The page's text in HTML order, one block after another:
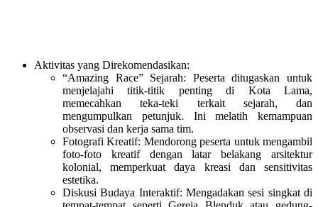
Aktivitas yang Direkomendasikan:
“Amazing Race” Sejarah: Peserta ditugaskan untuk
menjelajahi titik-titik penting di Kota Lama,
memecahkan teka-teki terkait sejarah, dan
mengumpulkan petunjuk. Ini melatih kemampuan
observasi dan kerja sama tim.
Fotografi Kreatif: Mendorong peserta untuk mengambil
foto-foto kreatif dengan latar belakang arsitektur
kolonial, memperkuat daya kreasi dan sensitivitas
estetika.
Diskusi Budaya Interaktif: Mengadakan sesi singkat di